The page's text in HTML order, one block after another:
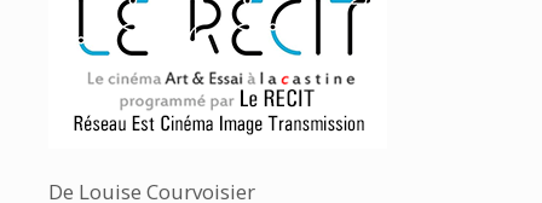
De Louise Courvoisier